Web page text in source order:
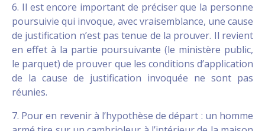
6. Il est encore important de préciser que la personne
poursuivie qui invoque, avec vraisemblance, une cause
de justification n’est pas tenue de la prouver. Il revient
en effet à la partie poursuivante (le ministère public,
le parquet) de prouver que les conditions d’application
de la cause de justification invoquée ne sont pas
réunies.
7. Pour en revenir à l’hypothèse de départ : un homme